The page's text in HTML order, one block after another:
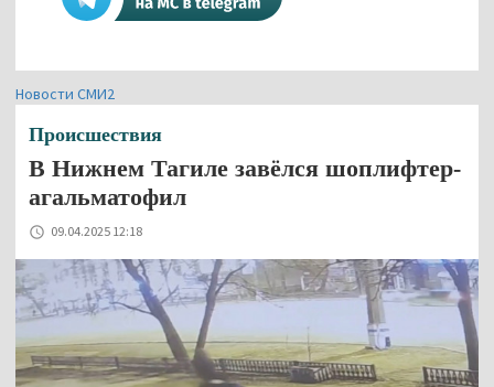
Новости СМИ2
Происшествия
В Нижнем Тагиле завёлся шоплифтер-
агальматофил
09.04.2025 12:18